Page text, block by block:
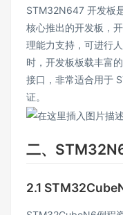
STM32N647 开发板
核心推出的开发板，
理能力支持，可进行
时，开发板板载丰富
接口，非常适合用于
证。
二、
2.1